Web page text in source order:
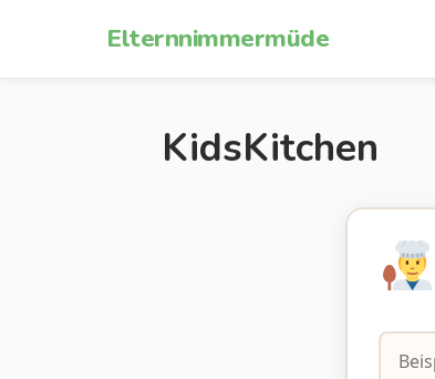
Elternnimmermüde
KidsKitchen